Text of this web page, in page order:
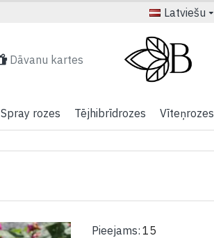
Latviešu
Dāvanu kartes
Spray rozes Tējhibrīdrozes Vīteņrozes
Pieejams: 15